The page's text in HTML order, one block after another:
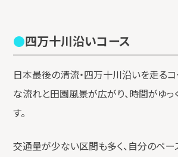
四万十川沿いコース
日本最後の清流・四万十川沿いを走るコ
な流れと田園風景が広がり、時間がゆっ
す。
交通量が少ない区間も多く、自分のペ